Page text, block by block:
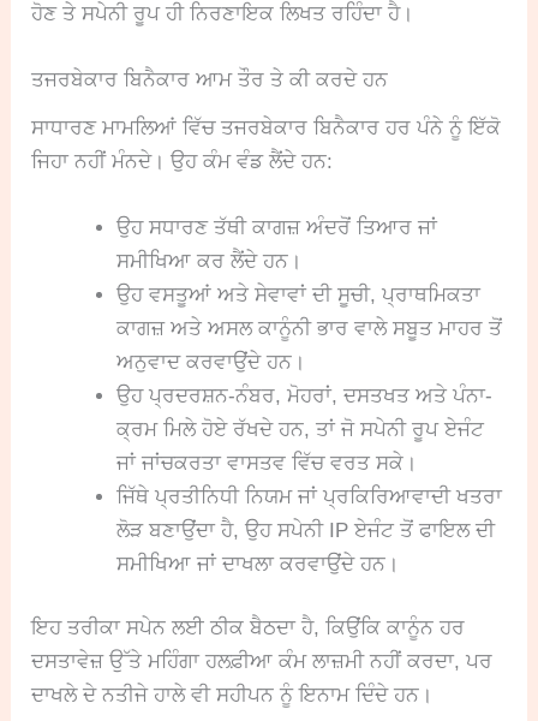
ਹੋਣ ਤੇ ਸਪੇਨੀ ਰੂਪ ਹੀ ਨਿਰਣਾਇਕ ਲਿਖਤ ਰਹਿੰਦਾ ਹੈ।
ਤਜਰਬੇਕਾਰ ਬਿਨੈਕਾਰ ਆਮ ਤੌਰ ਤੇ ਕੀ ਕਰਦੇ ਹਨ
ਸਾਧਾਰਣ ਮਾਮਲਿਆਂ ਵਿੱਚ ਤਜਰਬੇਕਾਰ ਬਿਨੈਕਾਰ ਹਰ ਪੰਨੇ ਨੂੰ ਇੱਕੋ
ਜਿਹਾ ਨਹੀਂ ਮੰਨਦੇ। ਉਹ ਕੰਮ ਵੰਡ ਲੈਂਦੇ ਹਨ:
ਉਹ ਸਧਾਰਣ ਤੱਥੀ ਕਾਗਜ਼ ਅੰਦਰੋਂ ਤਿਆਰ ਜਾਂ
ਸਮੀਖਿਆ ਕਰ ਲੈਂਦੇ ਹਨ।
ਉਹ ਵਸਤੂਆਂ ਅਤੇ ਸੇਵਾਵਾਂ ਦੀ ਸੂਚੀ, ਪ੍ਰਾਥਮਿਕਤਾ
ਕਾਗਜ਼ ਅਤੇ ਅਸਲ ਕਾਨੂੰਨੀ ਭਾਰ ਵਾਲੇ ਸਬੂਤ ਮਾਹਰ ਤੋਂ
ਅਨੁਵਾਦ ਕਰਵਾਉਂਦੇ ਹਨ।
ਉਹ ਪ੍ਰਦਰਸ਼ਨ-ਨੰਬਰ, ਮੋਹਰਾਂ, ਦਸਤਖਤ ਅਤੇ ਪੰਨਾ-
ਕ੍ਰਮ ਮਿਲੇ ਹੋਏ ਰੱਖਦੇ ਹਨ, ਤਾਂ ਜੋ ਸਪੇਨੀ ਰੂਪ ਏਜੰਟ
ਜਾਂ ਜਾਂਚਕਰਤਾ ਵਾਸਤਵ ਵਿੱਚ ਵਰਤ ਸਕੇ।
ਜਿੱਥੇ ਪ੍ਰਤੀਨਿਧੀ ਨਿਯਮ ਜਾਂ ਪ੍ਰਕਿਰਿਆਵਾਦੀ ਖਤਰਾ
ਲੋੜ ਬਣਾਉਂਦਾ ਹੈ, ਉਹ ਸਪੇਨੀ IP ਏਜੰਟ ਤੋਂ ਫਾਇਲ ਦੀ
ਸਮੀਖਿਆ ਜਾਂ ਦਾਖਲਾ ਕਰਵਾਉਂਦੇ ਹਨ।
ਇਹ ਤਰੀਕਾ ਸਪੇਨ ਲਈ ਠੀਕ ਬੈਠਦਾ ਹੈ, ਕਿਉਂਕਿ ਕਾਨੂੰਨ ਹਰ
ਦਸਤਾਵੇਜ਼ ਉੱਤੇ ਮਹਿੰਗਾ ਹਲਫ਼ੀਆ ਕੰਮ ਲਾਜ਼ਮੀ ਨਹੀਂ ਕਰਦਾ, ਪਰ
ਦਾਖਲੇ ਦੇ ਨਤੀਜੇ ਹਾਲੇ ਵੀ ਸਹੀਪਨ ਨੂੰ ਇਨਾਮ ਦਿੰਦੇ ਹਨ।